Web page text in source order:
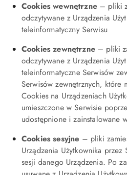
Cookies wewnętrzne– pliki
odczytywane z Urządzenia
teleinformatyczny Serwisu
Cookies zewnętrzne– pliki
odczytywane z Urządzenia
teleinformatyczne Serwisów
Serwisów zewnętrznych, które
Cookies na Urządzeniach
umieszczone w Serwisie
udostępnione i zainstalowane
Cookies sesyjne – pliki
Urządzenia Użytkownika
sesji danego Urządzenia. Po